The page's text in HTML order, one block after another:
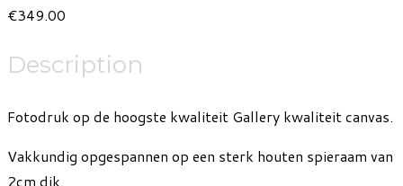
€349.00
Description
Fotodruk op de hoogste kwaliteit Gallery kwaliteit canvas.
Vakkundig opgespannen op een sterk houten spieraam van
2cm dik.